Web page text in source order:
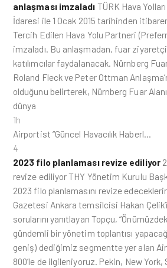
anlaşması imzaladı TÜRK Hava
İdaresi ile 1 Ocak 2015 tarihinden
Tercih Edilen Hava Yolu Partneri
imzaladı. Bu anlaşmadan, fuar
katılımcılar faydalanacak. Nürnberg
Roland Fleck ve Peter Ottman
olduğunu belirterek, Nürnberg Fuar
dünya
1h
Airportist “Güncel Havacılık Haberl…
4
2023 filo planlaması revize ediliyor
revize ediliyor THY Yönetim Kurulu
2023 filo planlamasını revize
Gazetesi Ankara temsilcisi Hakan
sorularını yanıtlayan Topçu,
gündemli bir yönetim toplantısı
geniş) dediğimiz segmentte yer alan
800’le de ilgileniyoruz. Pekin, New York,